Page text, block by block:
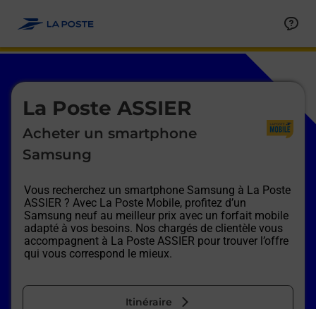
La Poste ASSIER
Acheter un smartphone
Samsung
Vous recherchez un smartphone Samsung à La Poste
ASSIER ? Avec La Poste Mobile, profitez d’un
Samsung neuf au meilleur prix avec un forfait mobile
adapté à vos besoins. Nos chargés de clientèle vous
accompagnent à La Poste ASSIER pour trouver l’offre
qui vous correspond le mieux.
Itinéraire
Le lien s'ouvre dans un nouvel onglet